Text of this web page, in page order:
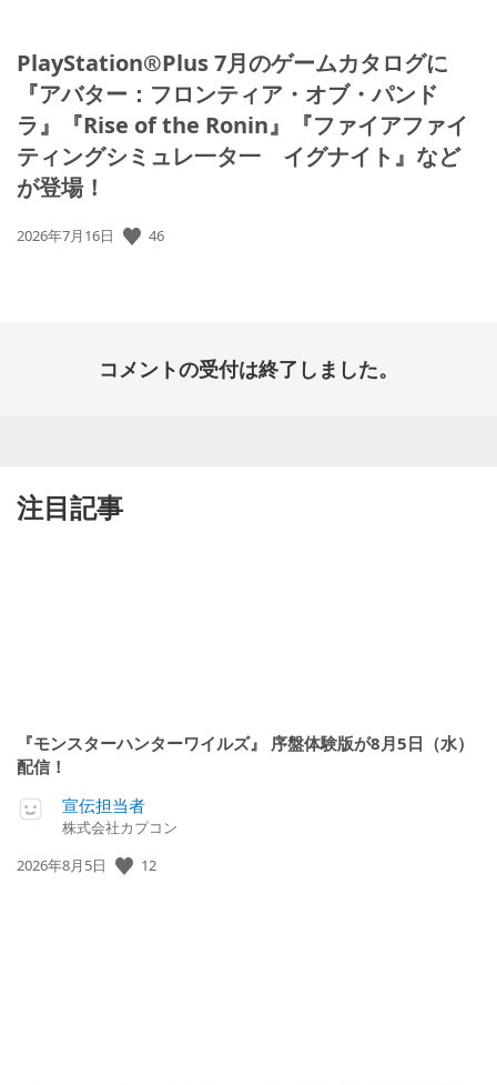
PlayStation®Plus 7月のゲームカタログに
『アバター：フロンティア・オブ・パンド
ラ』『Rise of the Ronin』『ファイアファイ
ティングシミュレ一タ一 イグナイト』など
が登場！
公
2026年7月16日 46
コメントの受付は終了しました。
注目記事
『モンスターハンターワイルズ』 序盤体験版が8月5日（水）
配信！
宣伝担当者
株式会社カプコン
公
2026年8月5日 12